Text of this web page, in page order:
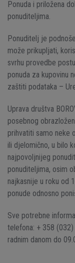
Ponuda i priložena
ponuditeljima.
Ponuditelj je
može prikupljati,
svrhu provedbe
ponuda za kupovinu
zaštiti podataka –
Uprava društva
posebnog
prihvatiti samo neke
ili djelomično, u bilo
najpovoljnijeg
ponuditeljima, osim
najkasnije u roku od
ponude odnosno
Sve potrebne
telefona: + 358
radnim danom do